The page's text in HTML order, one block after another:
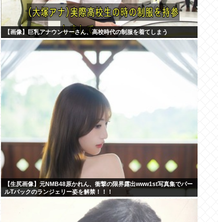
【画像】巨乳アナウンサーさん、高校時代の制服を着てしまう
【生尻画像】元NMB48原かれん、衝撃の限界露出www1st写真集でパー
ルTバックのランジェリー姿を解禁！！！